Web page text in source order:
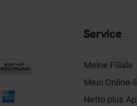
Service
Meine Filiale
Mein Online-
Netto plus